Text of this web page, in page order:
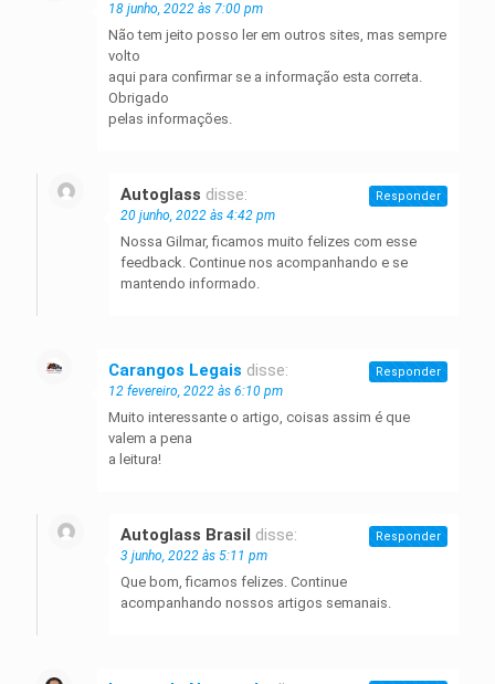
18 junho, 2022 às 7:00 pm
Não tem jeito posso ler em outros sites, mas sempre
volto
aqui para confirmar se a informação esta correta.
Obrigado
pelas informações.
Autoglass disse:
20 junho, 2022 às 4:42 pm
Nossa Gilmar, ficamos muito felizes com esse
feedback. Continue nos acompanhando e se
mantendo informado.
Responder
Carangos Legais disse:
12 fevereiro, 2022 às 6:10 pm
Muito interessante o artigo, coisas assim é que
valem a pena
a leitura!
Responder
Autoglass Brasil disse:
3 junho, 2022 às 5:11 pm
Que bom, ficamos felizes. Continue
acompanhando nossos artigos semanais.
Responder